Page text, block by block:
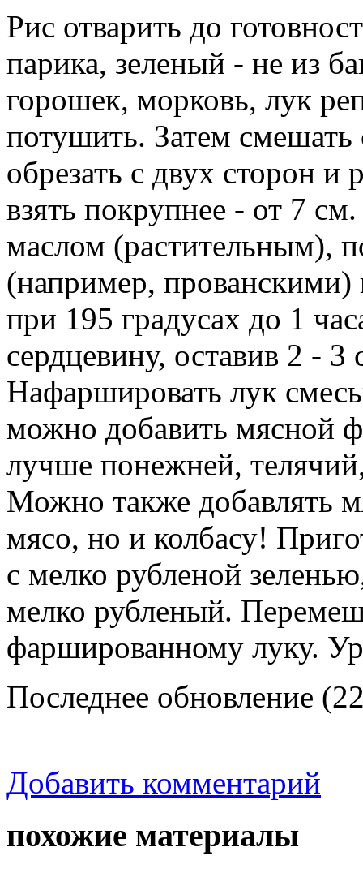
Рис отварить до
парика, зеленый - не из
горошек, морковь, лук
потушить. Затем
обрезать с двух сторон и
взять покрупнее - от 7
маслом (растительным),
(например,
при 195 градусах до 1
сердцевину, оставив 2 - 3
Нафаршировать лук
можно добавить мясной
лучше понежней,
Можно также добавлять
мясо, но и колбасу!
с мелко рубленой
мелко рубленый.
фаршированному луку.
Последнее обновление
Добавить комментарий
похожие материалы